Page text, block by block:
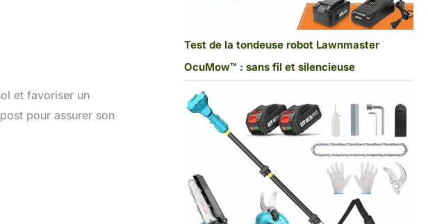
et favoriser un
pour assurer son
Test de la tondeuse robot Lawnmaster
OcuMow™ : sans fil et silencieuse